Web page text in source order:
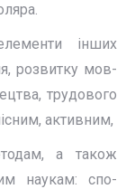
інших
розвитку мов­
трудового
активним,
а також
наукам: спо­